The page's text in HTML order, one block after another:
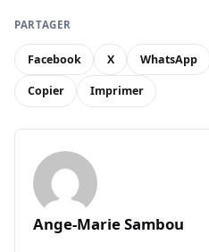
PARTAGER
Facebook X WhatsApp
Copier Imprimer
Ange-Marie Sambou